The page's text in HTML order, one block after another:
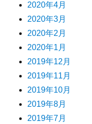
2020年4月
2020年3月
2020年2月
2020年1月
2019年12月
2019年11月
2019年10月
2019年8月
2019年7月